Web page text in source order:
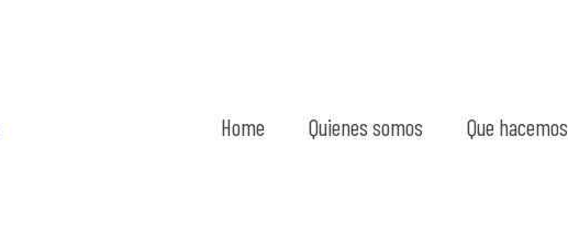
Home Quienes somos Que hacemos
2025